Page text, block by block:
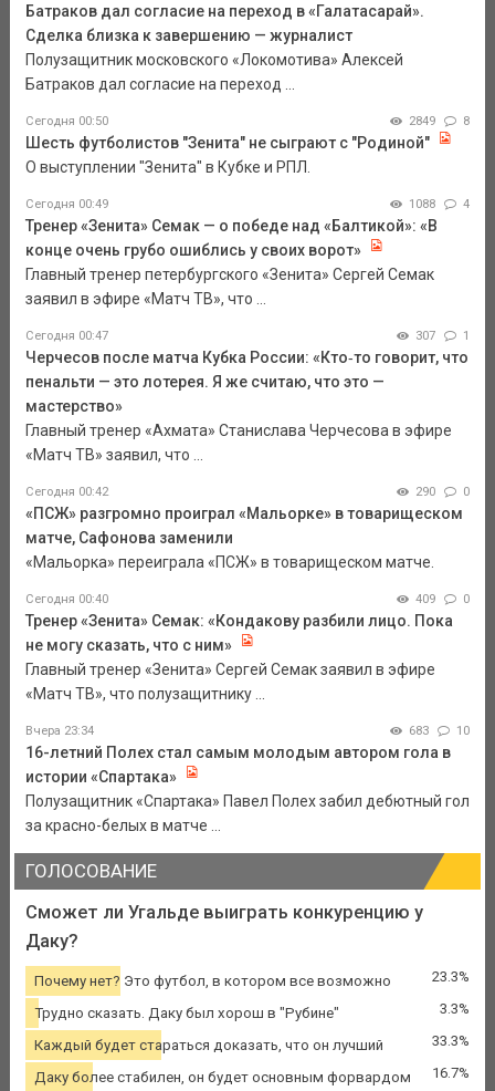
Батраков дал согласие на переход в «Галатасарай».
Сделка близка к завершению — журналист
Полузащитник московского «Локомотива» Алексей
Батраков дал согласие на переход ...
Сегодня 00:50 2849 8
Шесть футболистов "Зенита" не сыграют с "Родиной"
О выступлении "Зенита" в Кубке и РПЛ.
Сегодня 00:49 1088 4
Тренер «Зенита» Семак — о победе над «Балтикой»: «В
конце очень грубо ошиблись у своих ворот»
Главный тренер петербургского «Зенита» Сергей Семак
заявил в эфире «Матч ТВ», что ...
Сегодня 00:47 307 1
Черчесов после матча Кубка России: «Кто‑то говорит, что
пенальти — это лотерея. Я же считаю, что это —
мастерство»
Главный тренер «Ахмата» Станислава Черчесова в эфире
«Матч ТВ» заявил, что ...
Сегодня 00:42 290 0
«ПСЖ» разгромно проиграл «Мальорке» в товарищеском
матче, Сафонова заменили
«Мальорка» переиграла «ПСЖ» в товарищеском матче.
Сегодня 00:40 409 0
Тренер «Зенита» Семак: «Кондакову разбили лицо. Пока
не могу сказать, что с ним»
Главный тренер «Зенита» Сергей Семак заявил в эфире
«Матч ТВ», что полузащитнику ...
Вчера 23:34 683 10
16-летний Полех стал самым молодым автором гола в
истории «Спартака»
Полузащитник «Спартака» Павел Полех забил дебютный гол
за красно-белых в матче ...
ГОЛОСОВАНИЕ
Сможет ли Угальде выиграть конкуренцию у
Даку?
Почему нет? Это футбол, в котором все возможно 23.3%
Трудно сказать. Даку был хорош в "Рубине" 3.3%
Каждый будет стараться доказать, что он лучший 33.3%
Даку более стабилен, он будет основным форвардом 16.7%